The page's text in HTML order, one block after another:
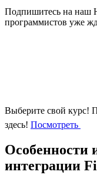
Подпишитесь на наш
программистов уже
Выберите свой курс!
здесь! Посмотреть
Особенности
интеграции